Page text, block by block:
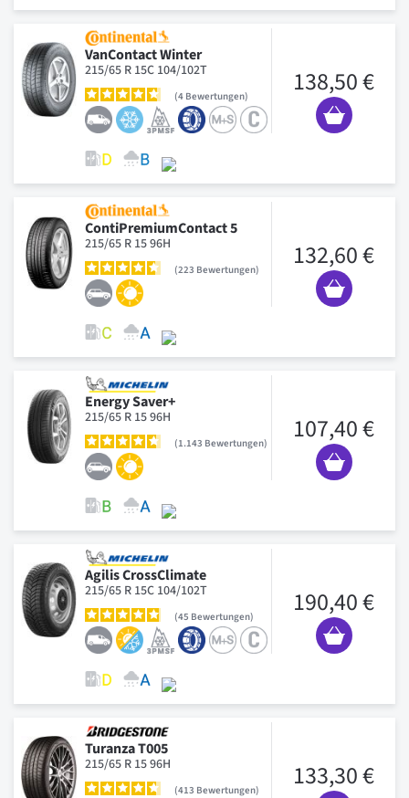
VanContact Winter
215/65 R 15C 104/102T
4 Bewertungen 138,50 €
ContiPremiumContact 5
215/65 R 15 96H
223 Bewertungen 132,60 €
Energy Saver+
215/65 R 15 96H
1.143 Bewertungen 107,40 €
Agilis CrossClimate
215/65 R 15C 104/102T
45 Bewertungen 190,40 €
Turanza T005
215/65 R 15 96H
413 Bewertungen 133,30 €